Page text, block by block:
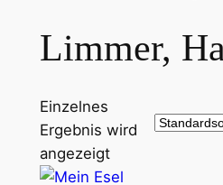
Limmer,
Einzelnes
Ergebnis wird
angezeigt